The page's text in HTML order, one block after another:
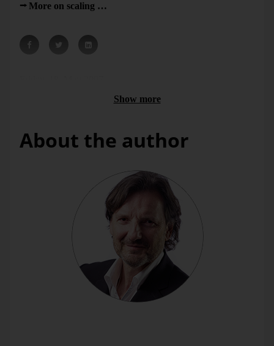
More on scaling …
Show more
About the author